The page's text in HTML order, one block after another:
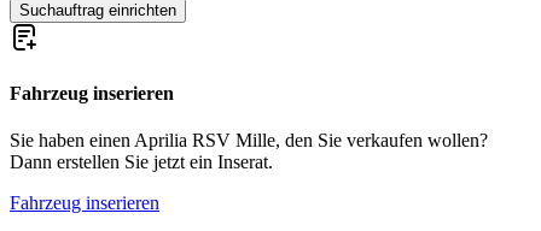
Suchauftrag einrichten
Fahrzeug inserieren
Sie haben einen Aprilia RSV Mille, den Sie verkaufen wollen?
Dann erstellen Sie jetzt ein Inserat.
Fahrzeug inserieren